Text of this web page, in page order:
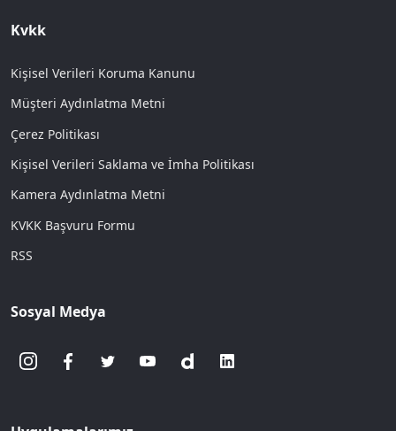
Kvkk
Kişisel Verileri Koruma Kanunu
Müşteri Aydınlatma Metni
Çerez Politikası
Kişisel Verileri Saklama ve İmha Politikası
Kamera Aydınlatma Metni
KVKK Başvuru Formu
RSS
Sosyal Medya